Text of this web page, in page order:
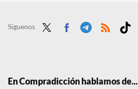
Síguenos
En Compradicción hablamos de...